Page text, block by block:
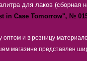
для лаков (сборная
in Case Tomorrow", №
оптом и в розницу
магазине представлен